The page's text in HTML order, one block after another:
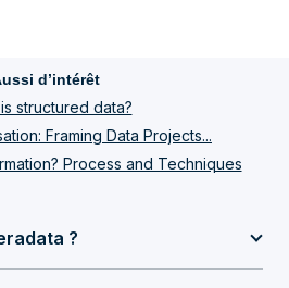
d’intérêt
structured data?
Framing Data Projects...
Process and Techniques
?